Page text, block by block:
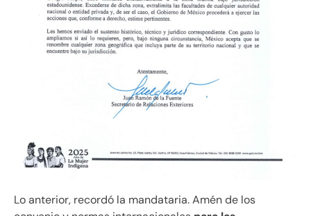
Lo anterior, recordó la mandataria. Amén de los